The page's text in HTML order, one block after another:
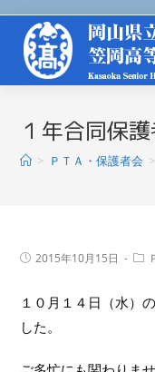
１年合同保
> ＰＴＡ・保護者会 >
2015年10月15日
１０月１４日（水）
した。